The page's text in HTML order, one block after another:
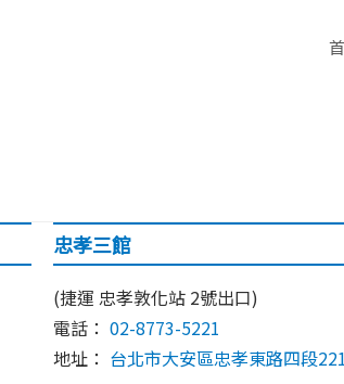
忠孝三館
(捷運 忠孝敦化站 2號出口)
電話：02-8773-5221
地址： 台北市大安區忠孝東路四段